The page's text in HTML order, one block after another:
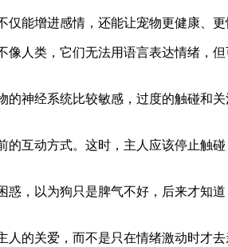
能增进感情，还能让宠物更健康、更
人类，它们无法用语言表达情绪，
神经系统比较敏感，过度的触碰和
互动方式。这时，主人应该停止触
，以为狗只是脾气不好，后来才知
的关爱，而不是只在情绪激动时才